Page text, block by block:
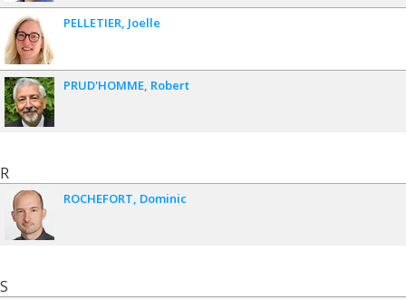
PELLETIER Joelle
PRUD'HOMME Robert
R
ROCHEFORT Dominic
S